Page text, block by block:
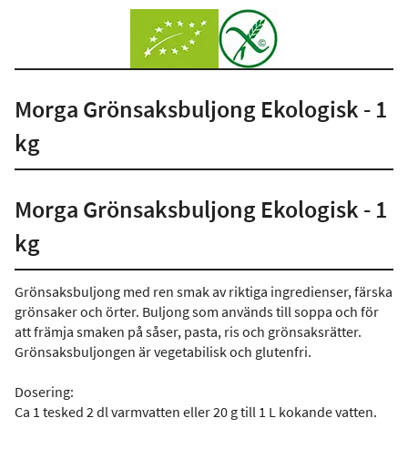
Morga Grönsaksbuljong Ekologisk - 1
kg
Morga Grönsaksbuljong Ekologisk - 1
kg
Grönsaksbuljong med ren smak av riktiga ingredienser, färska
grönsaker och örter. Buljong som används till soppa och för
att främja smaken på såser, pasta, ris och grönsaksrätter.
Grönsaksbuljongen är vegetabilisk och glutenfri.
Dosering:
Ca 1 tesked 2 dl varmvatten eller 20 g till 1 L kokande vatten.